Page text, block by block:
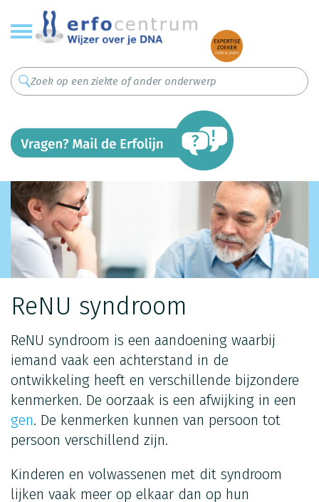
Overslaan
en
naar
inhoud
gaan
ReNU syndroom
ReNU syndroom is een aandoening waarbij
iemand vaak een achterstand in de
ontwikkeling heeft en verschillende bijzondere
kenmerken. De oorzaak is een afwijking in een
gen. De kenmerken kunnen van persoon tot
persoon verschillend zijn.
Kinderen en volwassenen met dit syndroom
lijken vaak meer op elkaar dan op hun